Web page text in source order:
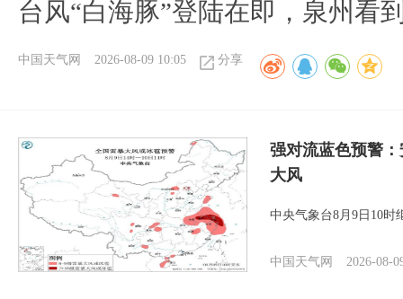
台风“白海豚”登陆在即，泉州看
中国天气网 2026-08-09 10:05 分享
强对流蓝色预警
大风
中央气象台8月9日10时
中国天气网 2026-08-